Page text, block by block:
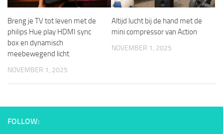
Breng je TV tot leven met de
philips Hue play HDMI sync
box en dynamisch
meebewegend licht
NOVEMBER 1, 2025
Altijd lucht bij de hand met de
mini compressor van Action
NOVEMBER 1, 2025
FOLLOW: